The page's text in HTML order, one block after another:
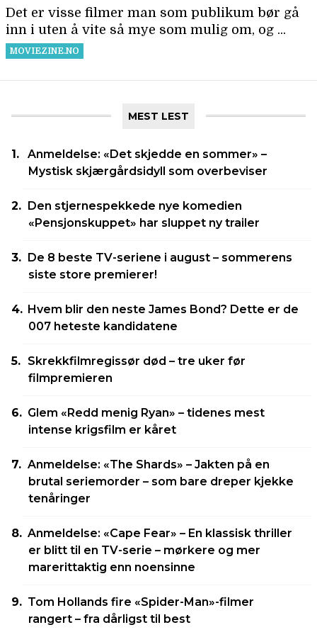
MEST LEST
Anmeldelse: «Det skjedde en sommer» –
Mystisk skjærgårdsidyll som overbeviser
Den stjernespekkede nye komedien
«Pensjonskuppet» har sluppet ny trailer
De 8 beste TV-seriene i august – sommerens
siste store premierer!
Hvem blir den neste James Bond? Dette er de
007 heteste kandidatene
Skrekkfilmregissør død – tre uker før
filmpremieren
Glem «Redd menig Ryan» – tidenes mest
intense krigsfilm er kåret
Anmeldelse: «The Shards» – Jakten på en
brutal seriemorder – som bare dreper kjekke
tenåringer
Anmeldelse: «Cape Fear» – En klassisk thriller
er blitt til en TV-serie – mørkere og mer
marerittaktig enn noensinne
Tom Hollands fire «Spider-Man»-filmer
rangert – fra dårligst til best